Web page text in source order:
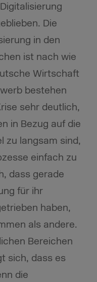
Die
in den
ist nach wie
Wirtschaft
bestehen
sehr deutlich,
in Bezug auf die
zu langsam sind,
einfach zu
dass gerade
für ihr
haben,
als andere.
Bereichen
sich, dass es
die